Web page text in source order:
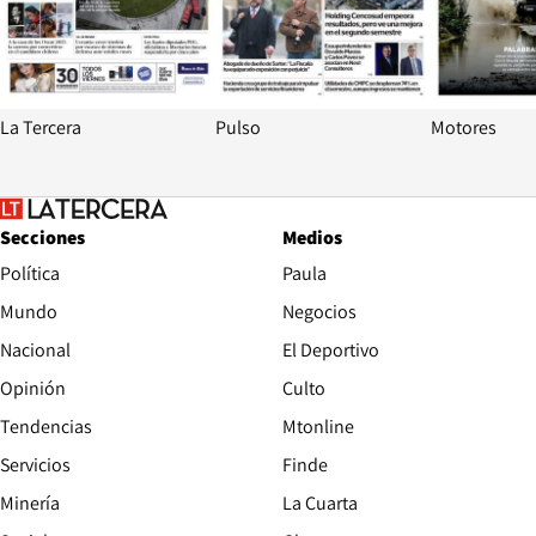
La Tercera Pulso Motores
Secciones
Política
Mundo
Nacional
Opinión
Tendencias
Servicios
Minería
Medios
Paula
Negocios
El Deportivo
Culto
Mtonline
Finde
La Cuarta